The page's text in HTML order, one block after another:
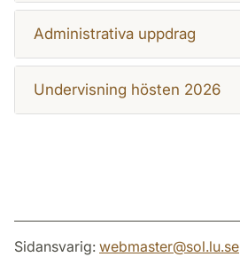
Administrativa uppdrag
Undervisning hösten 2026
Sidansvarig: webmaster@sol.lu.se